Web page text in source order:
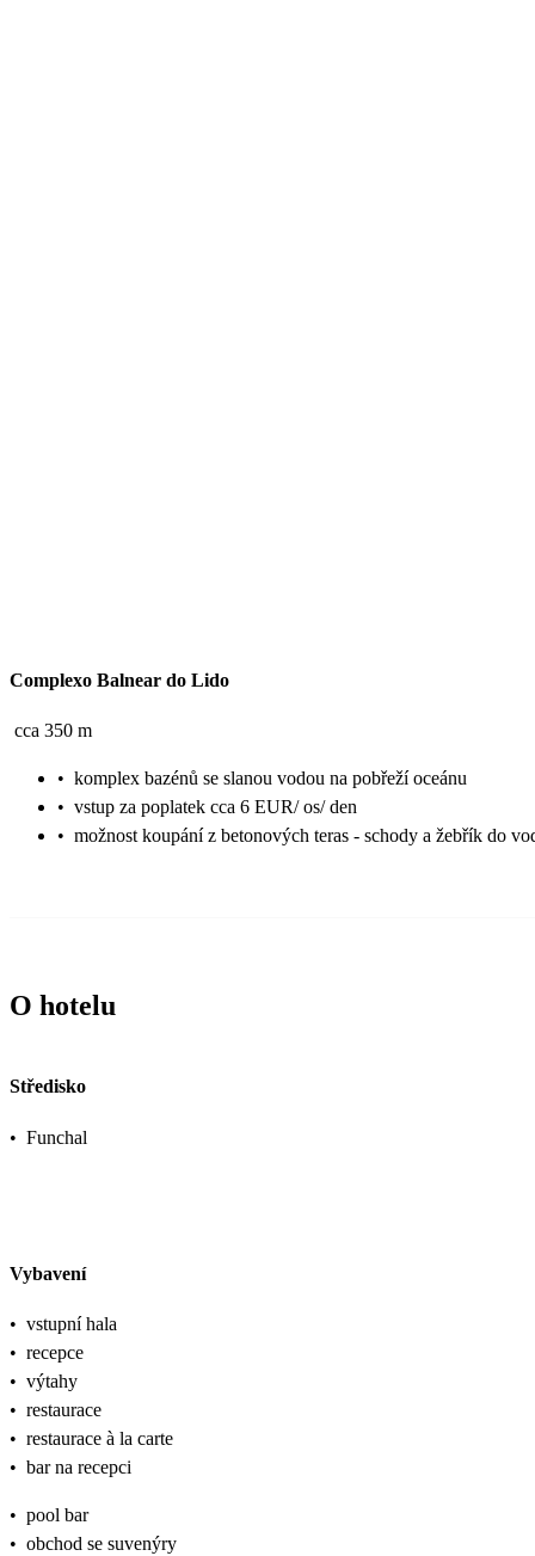
Complexo Balnear do Lido
cca 350 m
• komplex bazénů se slanou vodou na pobřeží oceánu
• vstup za poplatek cca 6 EUR/ os/ den
• možnost koupání z betonových teras - schody a žebřík do
O hotelu
Středisko
• Funchal
Vybavení
• vstupní hala
• recepce
• výtahy
• restaurace
• restaurace à la carte
• bar na recepci
• pool bar
• obchod se suvenýry